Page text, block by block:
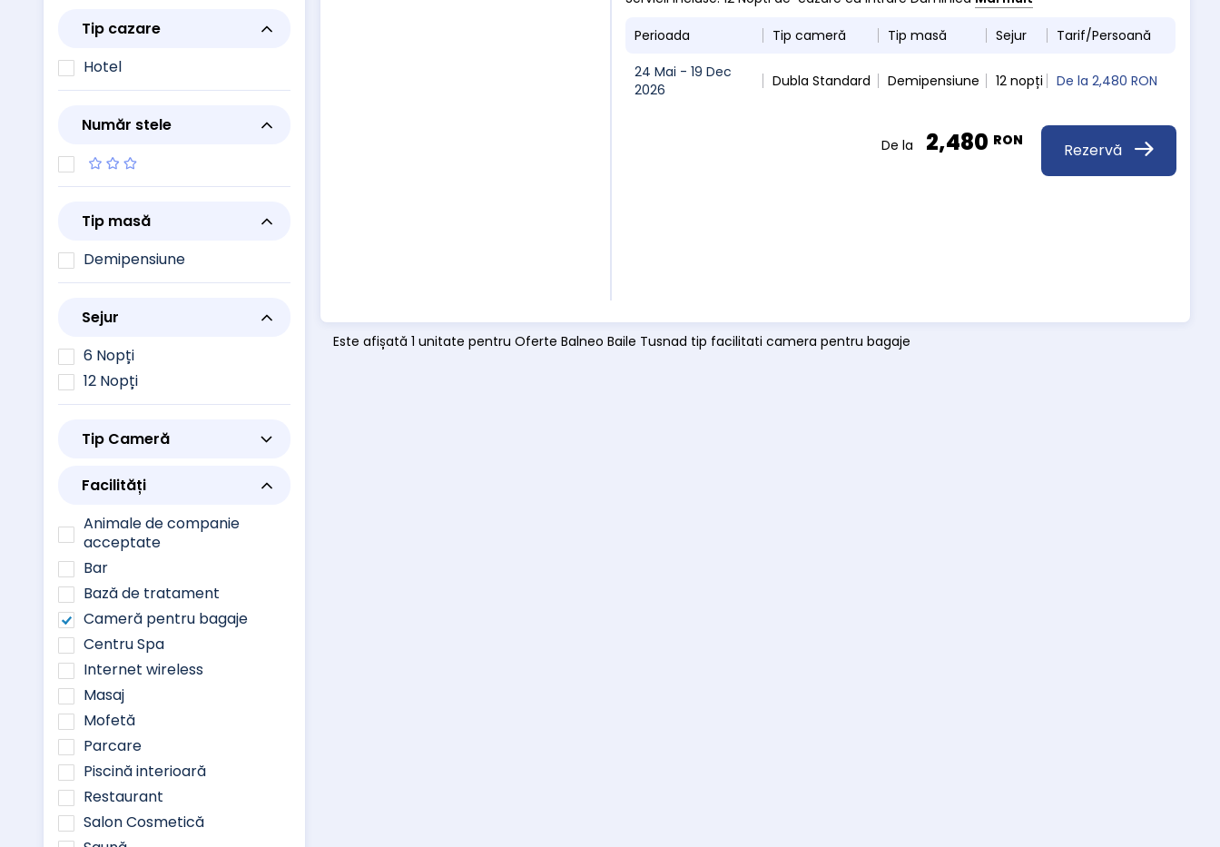
Tip cazare
Hotel
Număr stele
Tip masă
Demipensiune
Sejur
6 Nopți
12 Nopți
Tip Cameră
Facilități
Animale de companie
acceptate
Bar
Bază de tratament
Cameră pentru bagaje
Centru Spa
Internet wireless
Masaj
Mofetă
Parcare
Piscină interioară
Restaurant
Salon Cosmetică
Perioada Tip cameră Tip masă Sejur
Tarif/Persoană
24 Mai - 19 Dec
2026
Dubla Standard Demipensiune 12 nopți De la2,480 RON
Rezervă
De la 2,480 RON
Este afișată 1 unitate pentru Oferte Balneo Baile Tusnad tip facilitati camera pentru bagaje